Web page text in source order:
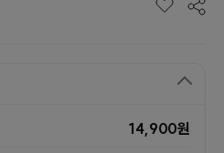
14,900원